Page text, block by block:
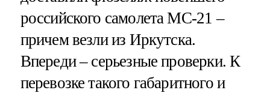
российского самолета МС-21 –
причем везли из Иркутска.
Впереди – серьезные проверки. К
перевозке такого габаритного и